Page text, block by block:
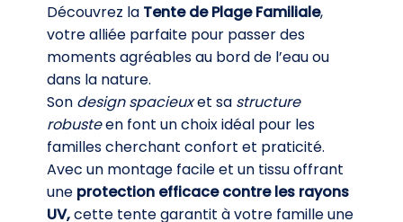
Découvrez la Tente de Plage Familiale,
votre alliée parfaite pour passer des
moments agréables au bord de l’eau ou
dans la nature.
Sondesign spacieuxet sa structure
robusteen font un choix idéal pour les
familles cherchant confort et praticité.
Avec un montage facile et un tissu offrant
uneprotection efficace contre les rayons
UV,cette tente garantit à votre famille une